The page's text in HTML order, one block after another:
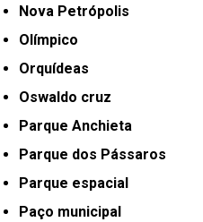
Nova Petrópolis
Olímpico
Orquídeas
Oswaldo cruz
Parque Anchieta
Parque dos Pássaros
Parque espacial
Paço municipal